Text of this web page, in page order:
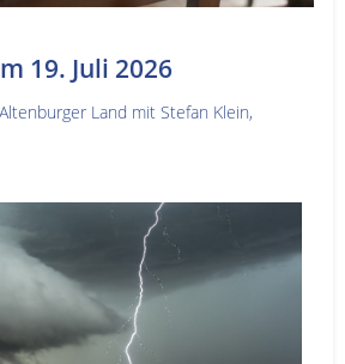
19. Juli 2026
Land mit Stefan Klein,